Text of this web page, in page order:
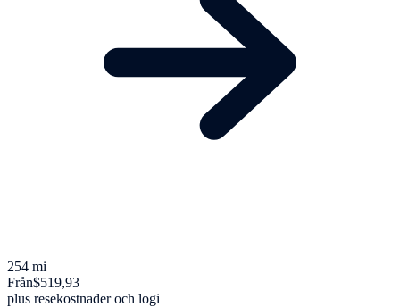
254 mi
Från$519,93
plus resekostnader och logi